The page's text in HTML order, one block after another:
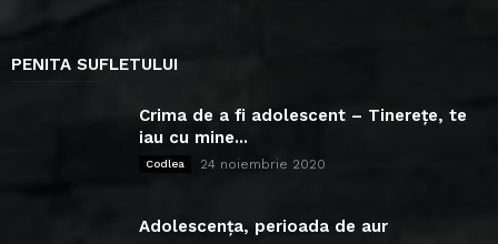
PENITA SUFLETULUI
Crima de a fi adolescent – Tinerețe, te
iau cu mine...
Codlea 24 noiembrie 2020
Adolescența, perioada de aur